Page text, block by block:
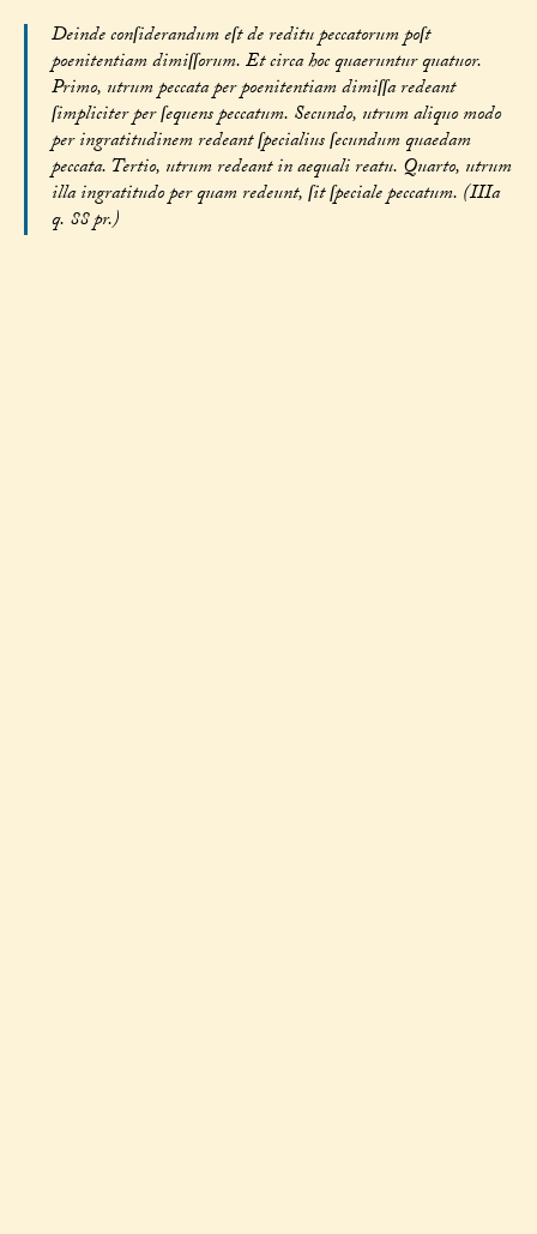
Deinde conſiderandum eſt de reditu peccatorum poſt
poenitentiam dimiſſorum. Et circa hoc quaeruntur quatuor.
Primo, utrum peccata per poenitentiam dimiſſa redeant
ſimpliciter per ſequens peccatum. Secundo, utrum aliquo modo
per ingratitudinem redeant ſpecialius ſecundum quaedam
peccata. Tertio, utrum redeant in aequali reatu. Quarto, utrum
illa ingratitudo per quam redeunt, ſit ſpeciale peccatum. (IIIa
q. 88 pr.)